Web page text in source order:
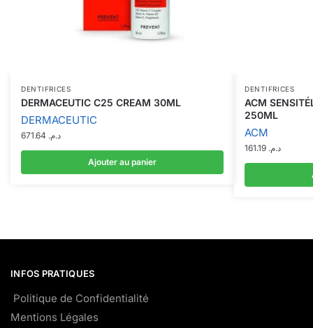
DENTIFRICES
DERMACEUTIC C25 CREAM 30ML
DERMACEUTIC
د.م.
Ajouter au panier
DENTIFRICES
ACM
250ML
ACM
د.م.
INFOS PRATIQUES
Politique de Confidentialité
Mentions Légales